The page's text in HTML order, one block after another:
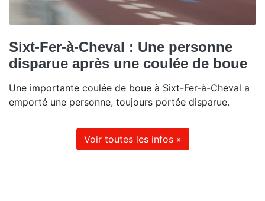
Sixt-Fer-à-Cheval : Une personne
disparue après une coulée de boue
Une importante coulée de boue à Sixt-Fer-à-Cheval a
emporté une personne, toujours portée disparue.
Voir toutes les infos »